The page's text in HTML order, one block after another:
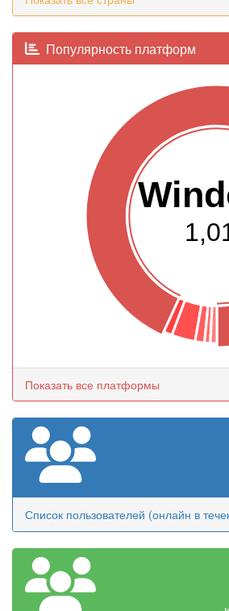
Популярность платформ
Показать все платформы
Список пользователей (онлайн в